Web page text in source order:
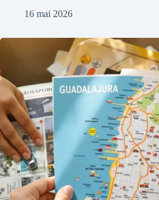
16 mai 2026